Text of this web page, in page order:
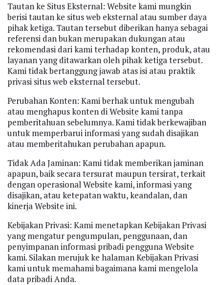
Tautan ke Situs Eksternal: Website kami mungkin
berisi tautan ke situs web eksternal atau sumber daya
pihak ketiga. Tautan tersebut diberikan hanya sebagai
referensi dan bukan merupakan dukungan atau
rekomendasi dari kami terhadap konten, produk, atau
layanan yang ditawarkan oleh pihak ketiga tersebut.
Kami tidak bertanggung jawab atas isi atau praktik
privasi situs web eksternal tersebut.
Perubahan Konten: Kami berhak untuk mengubah
atau menghapus konten di Website kami tanpa
pemberitahuan sebelumnya. Kami tidak berkewajiban
untuk memperbarui informasi yang sudah disajikan
atau memberitahukan perubahan apapun.
Tidak Ada Jaminan: Kami tidak memberikan jaminan
apapun, baik secara tersurat maupun tersirat, terkait
dengan operasional Website kami, informasi yang
disajikan, atau ketepatan waktu, keandalan, dan
kinerja Website ini.
Kebijakan Privasi: Kami menetapkan Kebijakan Privasi
yang mengatur pengumpulan, penggunaan, dan
penyimpanan informasi pribadi pengguna Website
kami. Silakan merujuk ke halaman Kebijakan Privasi
kami untuk memahami bagaimana kami mengelola
data pribadi Anda.